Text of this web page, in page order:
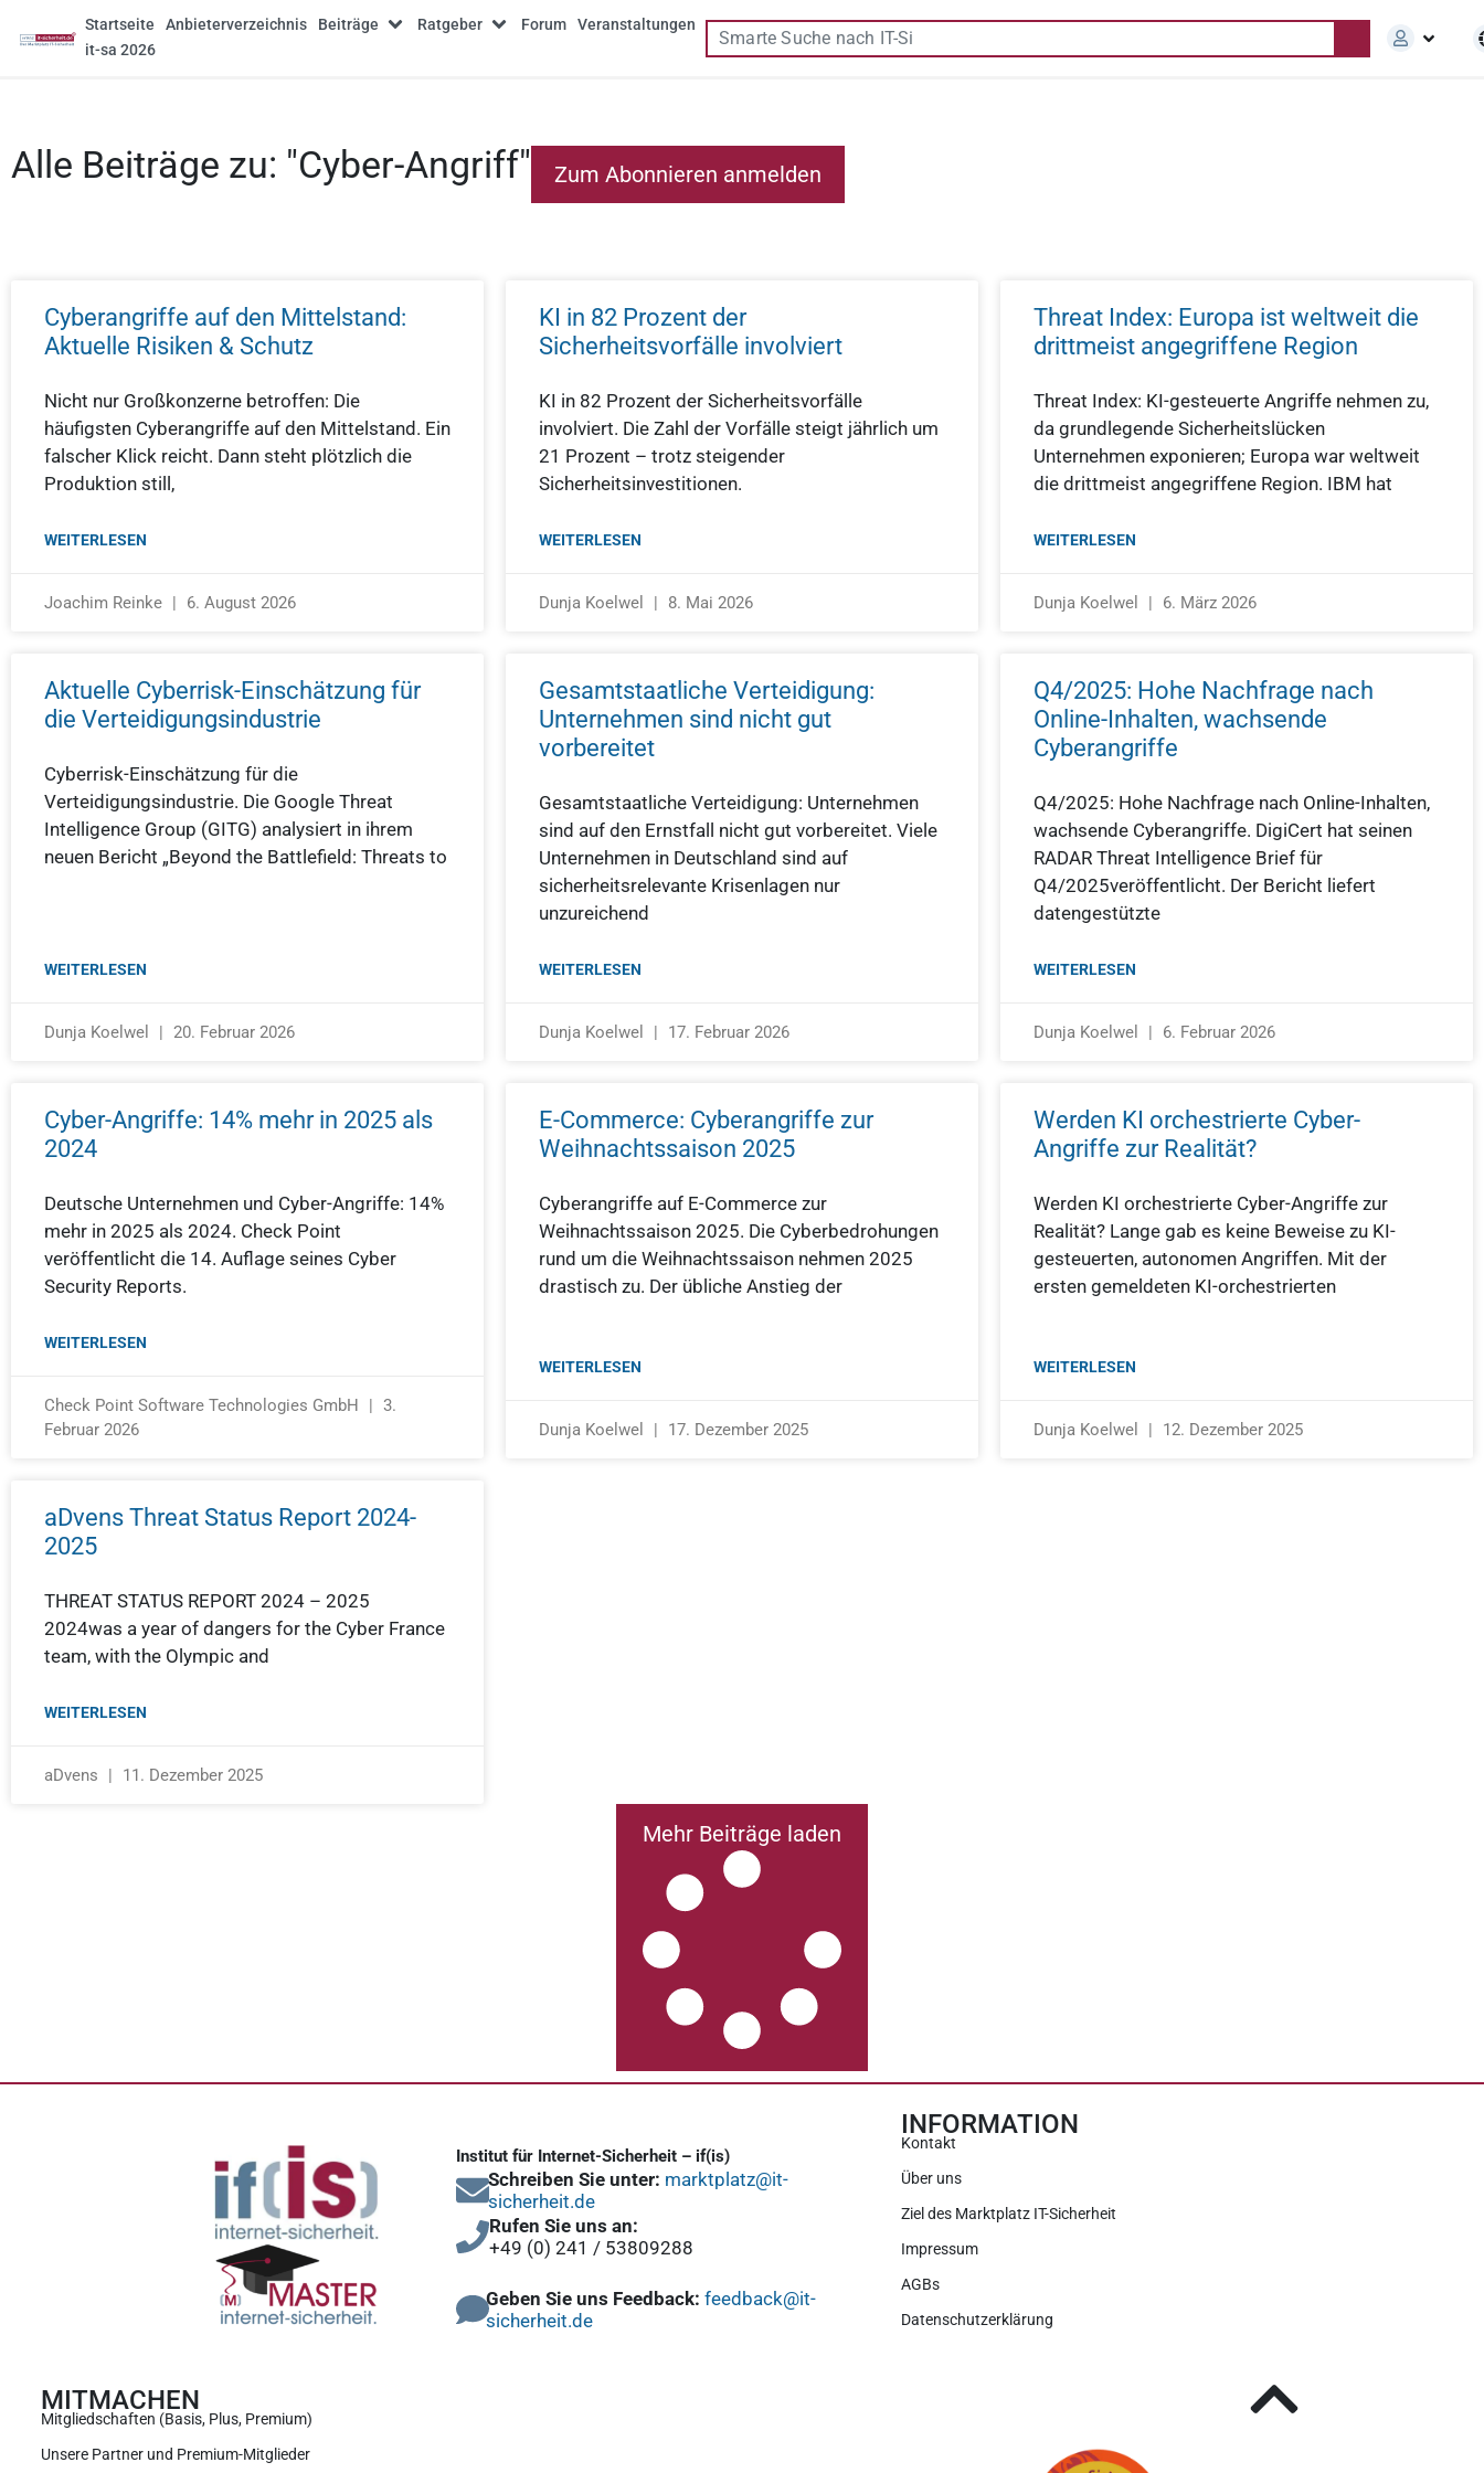
Startseite Anbieterverzeichnis Beiträge Ratgeber Forum
Veranstaltungen
it-sa 2026
Alle Beiträge zu: "Cyber-Angriff"
Cyberangriffe auf den Mittelstand:
Aktuelle Risiken & Schutz
Nicht nur Großkonzerne betroffen: Die
häufigsten Cyberangriffe auf den Mittelstand. Ein
falscher Klick reicht. Dann steht plötzlich die
Produktion still,
WEITERLESEN
Joachim Reinke 6. August 2026
KI in 82 Prozent der
Sicherheitsvorfälle involviert
KI in 82 Prozent der Sicherheitsvorfälle
involviert. Die Zahl der Vorfälle steigt jährlich um
21 Prozent – trotz steigender
Sicherheitsinvestitionen.
WEITERLESEN
Dunja Koelwel 8. Mai 2026
Threat Index: Europa ist weltweit die
drittmeist angegriffene Region
Threat Index: KI-gesteuerte Angriffe nehmen zu,
da grundlegende Sicherheitslücken
Unternehmen exponieren; Europa war weltweit
die drittmeist angegriffene Region. IBM hat
WEITERLESEN
Dunja Koelwel 6. März 2026
Aktuelle Cyberrisk-Einschätzung für
die Verteidigungsindustrie
Cyberrisk-Einschätzung für die
Verteidigungsindustrie. Die Google Threat
Intelligence Group (GITG) analysiert in ihrem
neuen Bericht „Beyond the Battlefield: Threats to
WEITERLESEN
Dunja Koelwel 20. Februar 2026
Gesamtstaatliche Verteidigung:
Unternehmen sind nicht gut
vorbereitet
Gesamtstaatliche Verteidigung: Unternehmen
sind auf den Ernstfall nicht gut vorbereitet. Viele
Unternehmen in Deutschland sind auf
sicherheitsrelevante Krisenlagen nur
unzureichend
WEITERLESEN
Dunja Koelwel 17. Februar 2026
Q4/2025: Hohe Nachfrage nach
Online-Inhalten, wachsende
Cyberangriffe
Q4/2025: Hohe Nachfrage nach Online-Inhalten,
wachsende Cyberangriffe. DigiCert hat seinen
RADAR Threat Intelligence Brief für
Q4/2025veröffentlicht. Der Bericht liefert
datengestützte
WEITERLESEN
Dunja Koelwel 6. Februar 2026
Cyber-Angriffe: 14% mehr in 2025 als
2024
Deutsche Unternehmen und Cyber-Angriffe: 14%
mehr in 2025 als 2024. Check Point
veröffentlicht die 14. Auflage seines Cyber
Security Reports.
WEITERLESEN
Check Point Software Technologies GmbH
3.
Februar 2026
E-Commerce: Cyberangriffe zur
Weihnachtssaison 2025
Cyberangriffe auf E-Commerce zur
Weihnachtssaison 2025. Die Cyberbedrohungen
rund um die Weihnachtssaison nehmen 2025
drastisch zu. Der übliche Anstieg der
WEITERLESEN
Dunja Koelwel 17. Dezember 2025
Werden KI orchestrierte Cyber-
Angriffe zur Realität?
Werden KI orchestrierte Cyber-Angriffe zur
Realität? Lange gab es keine Beweise zu KI-
gesteuerten, autonomen Angriffen. Mit der
ersten gemeldeten KI-orchestrierten
WEITERLESEN
Dunja Koelwel 12. Dezember 2025
aDvens Threat Status Report 2024-
2025
THREAT STATUS REPORT 2024 – 2025
2024was a year of dangers for the Cyber France
team, with the Olympic and
WEITERLESEN
aDvens 11. Dezember 2025
Mehr Beiträge laden
Institut für Internet-Sicherheit – if(is)
Schreiben Sie unter: marktplatz@it-
sicherheit.de
Rufen Sie uns an:
+49 (0) 241 / 53809288
Geben Sie uns Feedback: feedback@it-
sicherheit.de
INFORMATION
Kontakt
Über uns
Ziel des Marktplatz IT-Sicherheit
Impressum
AGBs
Datenschutzerklärung
MITMACHEN
Mitgliedschaften (Basis, Plus, Premium)
Unsere Partner und Premium-Mitglieder